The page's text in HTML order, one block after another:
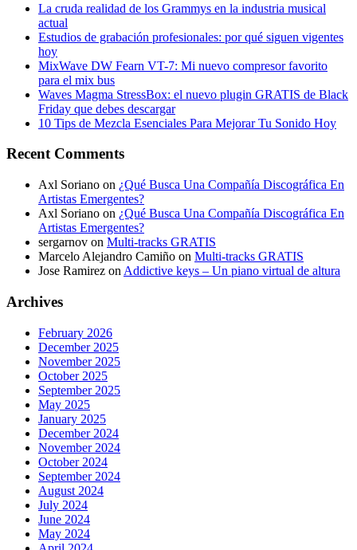
La cruda realidad de los Grammys en la industria musical
actual
Estudios de grabación profesionales: por qué siguen vigentes
hoy
MixWave DW Fearn VT-7: Mi nuevo compresor favorito
para el mix bus
Waves Magma StressBox: el nuevo plugin GRATIS de Black
Friday que debes descargar
10 Tips de Mezcla Esenciales Para Mejorar Tu Sonido Hoy
Recent Comments
Axl Soriano on ¿Qué Busca Una Compañía Discográfica En
Artistas Emergentes?
Axl Soriano on ¿Qué Busca Una Compañía Discográfica En
Artistas Emergentes?
sergarnov on Multi-tracks GRATIS
Marcelo Alejandro Camiño on Multi-tracks GRATIS
Jose Ramirez on Addictive keys – Un piano virtual de altura
Archives
February 2026
December 2025
November 2025
October 2025
September 2025
May 2025
January 2025
December 2024
November 2024
October 2024
September 2024
August 2024
July 2024
June 2024
May 2024